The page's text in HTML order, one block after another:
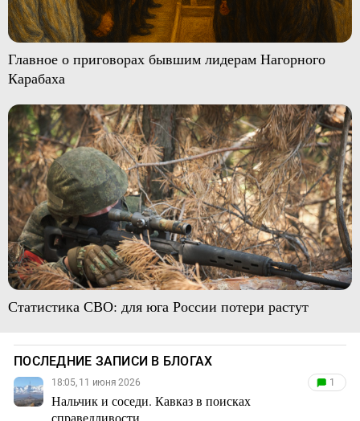
Главное о приговорах бывшим лидерам Нагорного
Карабаха
Статистика СВО: для юга России потери растут
ПОСЛЕДНИЕ ЗАПИСИ В БЛОГАХ
18:05, 11 июня 2026
Нальчик и соседи. Кавказ в поисках
справедливости
1